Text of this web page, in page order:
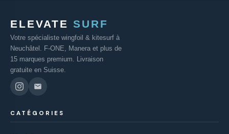
ELEVATE SURF
Votre spécialiste wingfoil & kitesurf à
Neuchâtel. F-ONE, Manera et plus de
15 marques premium. Livraison
gratuite en Suisse.
CATÉGORIES